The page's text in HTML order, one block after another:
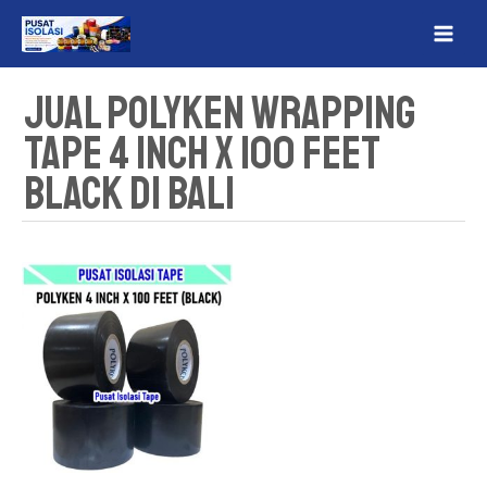
Jual Polyken Wrapping
Tape 4 Inch x 100 Feet
Black Di Bali